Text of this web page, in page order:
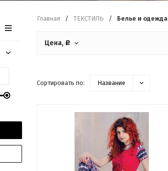
Главная / ТЕКСТИЛЬ / Белье и одежда
Цена, Р
Сортировать по: Название